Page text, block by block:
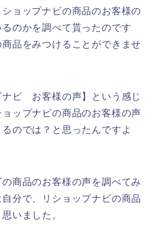
ョップナビの商品のお客様の
のかを調べて貰ったのです
品をみつけることができませ
ナビ お客様の声】という感じ
ップナビの商品のお客様の声
のでは？と思ったんですよ
商品のお客様の声を調べてみ
分で、リショップナビの商品
いました。